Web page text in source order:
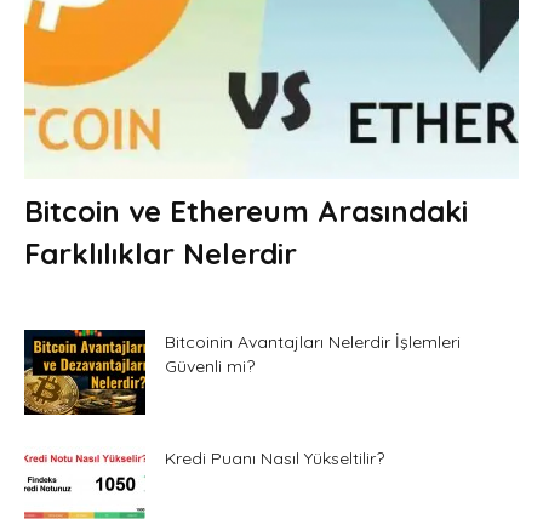
Bitcoin ve Ethereum Arasındaki
Farklılıklar Nelerdir
Bitcoinin Avantajları Nelerdir İşlemleri
Güvenli mi?
Kredi Puanı Nasıl Yükseltilir?